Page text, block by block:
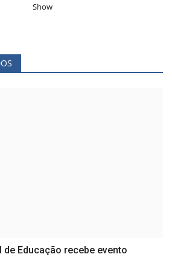
Show
Educação recebe evento